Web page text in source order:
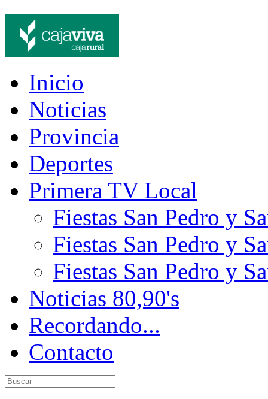
Inicio
Noticias
Provincia
Deportes
Primera TV Local
Fiestas San Pedro y
Fiestas San Pedro y
Fiestas San Pedro y
Noticias 80,90's
Recordando...
Contacto